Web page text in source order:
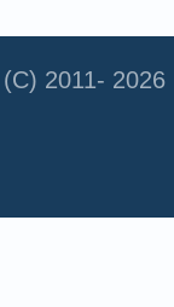
(C) 2011- 2026